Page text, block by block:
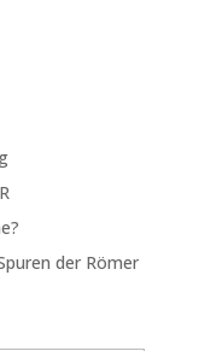
der Römer